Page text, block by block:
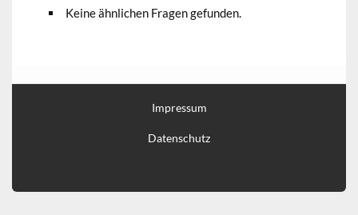
Keine ähnlichen Fragen gefunden.
Impressum
Datenschutz